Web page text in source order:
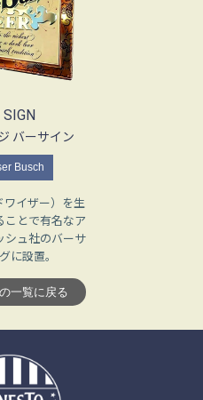
SIGN
バーサイン
Busch
イザー）を生
ことで有名なア
シュ社のバーサ
に設置。
一覧に戻る